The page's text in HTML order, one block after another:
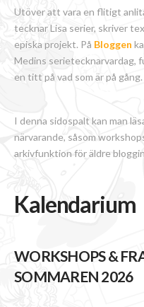
Utöver att vara en flitigt
tecknar Lisa serier, skriver
episka projekt. På Bloggen
Medins serietecknarvardag,
en titt på vad som är på gång.
I denna sidospalt kan man
närvarande, såsom
arkivfunktion för äldre
Kalendarium
WORKSHOPS &
SOMMAREN 2026